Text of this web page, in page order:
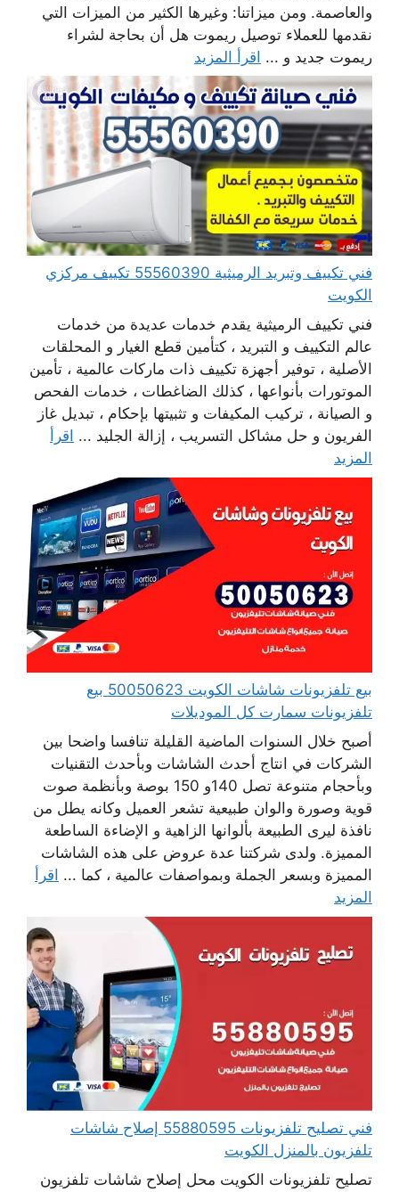
والعاصمة. ومن ميزاتنا: وغيرها الكثير من الميزات التي
نقدمها للعملاء توصيل ريموت هل أن بحاجة لشراء
ريموت جديد و ... اقرأ المزيد
فني تكييف وتبريد الرميثية 55560390 تكييف مركزي
الكويت
فني تكييف الرميثية يقدم خدمات عديدة من خدمات
عالم التكييف و التبريد ، كتأمين قطع الغيار و المحلقات
الأصلية ، توفير أجهزة تكييف ذات ماركات عالمية ، تأمين
الموتورات بأنواعها ، كذلك الضاغطات ، خدمات الفحص
و الصيانة ، تركيب المكيفات و تثبيتها بإحكام ، تبديل غاز
الفريون و حل مشاكل التسريب ، إزالة الجليد ... اقرأ
المزيد
بيع تلفزيونات شاشات الكويت 50050623 بيع
تلفزيونات سمارت كل الموديلات
أصبح خلال السنوات الماضية القليلة تنافسا واضحا بين
الشركات في انتاج أحدث الشاشات وبأحدث التقنيات
وبأحجام متنوعة تصل 140و 150 بوصة وبأنظمة صوت
قوية وصورة والوان طبيعية تشعر العميل وكانه يطل من
نافذة ليرى الطبيعة بألوانها الزاهية و الإضاءة الساطعة
المميزة. ولدى شركتنا عدة عروض على هذه الشاشات
المميزة وبسعر الجملة وبمواصفات عالمية ، كما ... اقرأ
المزيد
فني تصليح تلفزيونات 55880595 إصلاح شاشات
تلفزيون بالمنزل الكويت
تصليح تلفزيونات الكويت محل إصلاح شاشات تلفزيون